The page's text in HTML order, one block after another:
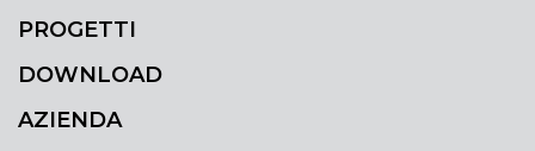
PROGETTI
DOWNLOAD
AZIENDA